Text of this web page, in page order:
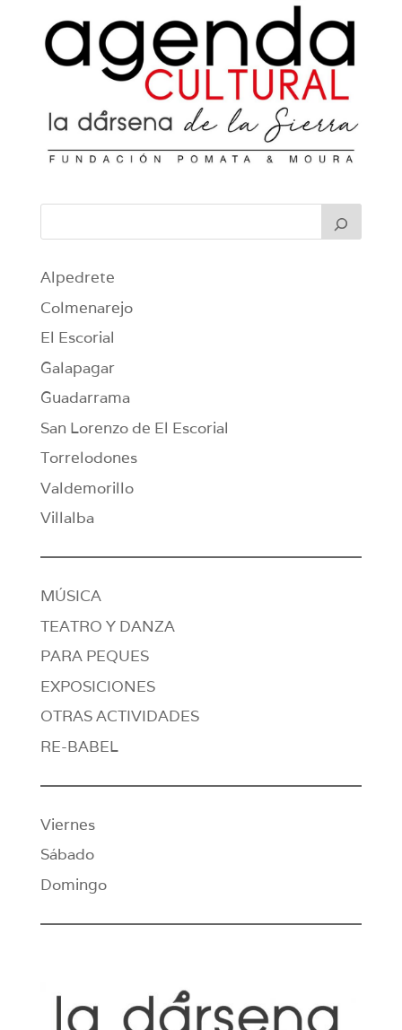
Alpedrete
Colmenarejo
El Escorial
Galapagar
Guadarrama
San Lorenzo de El Escorial
Torrelodones
Valdemorillo
Villalba
MÚSICA
TEATRO Y DANZA
PARA PEQUES
EXPOSICIONES
OTRAS ACTIVIDADES
RE-BABEL
Viernes
Sábado
Domingo